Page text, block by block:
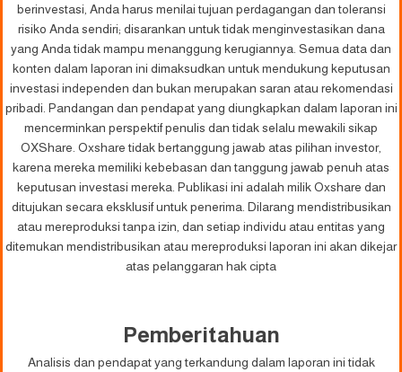
berinvestasi, Anda harus menilai tujuan perdagangan dan toleransi
risiko Anda sendiri; disarankan untuk tidak menginvestasikan dana
yang Anda tidak mampu menanggung kerugiannya. Semua data dan
konten dalam laporan ini dimaksudkan untuk mendukung keputusan
investasi independen dan bukan merupakan saran atau rekomendasi
pribadi. Pandangan dan pendapat yang diungkapkan dalam laporan ini
mencerminkan perspektif penulis dan tidak selalu mewakili sikap
OXShare. Oxshare tidak bertanggung jawab atas pilihan investor,
karena mereka memiliki kebebasan dan tanggung jawab penuh atas
keputusan investasi mereka. Publikasi ini adalah milik Oxshare dan
ditujukan secara eksklusif untuk penerima. Dilarang mendistribusikan
atau mereproduksi tanpa izin, dan setiap individu atau entitas yang
ditemukan mendistribusikan atau mereproduksi laporan ini akan dikejar
atas pelanggaran hak cipta
Pemberitahuan
Analisis dan pendapat yang terkandung dalam laporan ini tidak